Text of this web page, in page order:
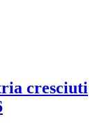
cresciuti